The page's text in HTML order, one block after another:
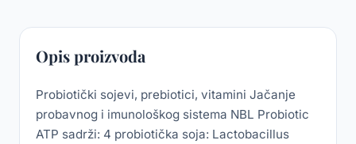
Opis proizvoda
Probiotički sojevi, prebiotici, vitamini Jačanje
probavnog i imunološkog sistema NBL Probiotic
ATP sadrži: 4 probiotička soja: Lactobacillus